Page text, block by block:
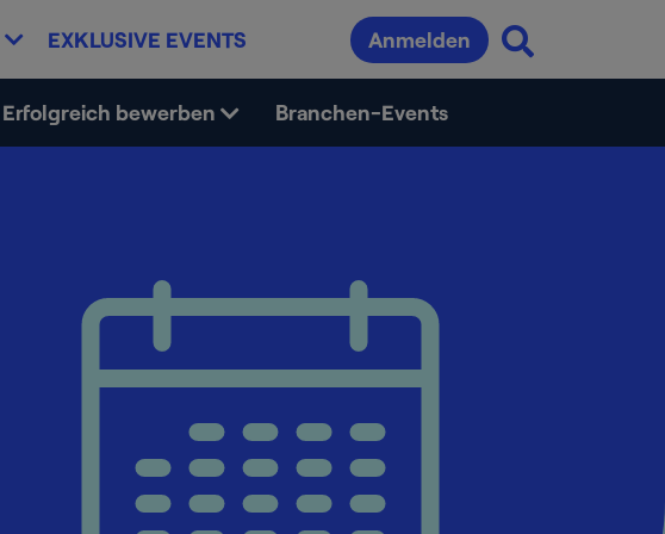
EXKLUSIVE EVENTS Anmelden
Erfolgreich bewerben Branchen-Events